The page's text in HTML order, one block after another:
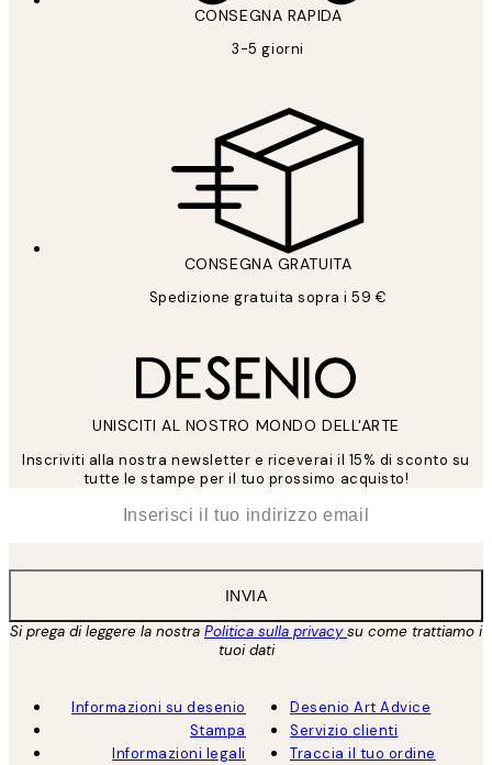
CONSEGNA RAPIDA
3-5 giorni
CONSEGNA GRATUITA
Spedizione gratuita sopra i 59 €
UNISCITI AL NOSTRO MONDO DELL'ARTE
Inscriviti alla nostra newsletter e riceverai il 15% di sconto su
tutte le stampe per il tuo prossimo acquisto!
INVIA
Si prega di leggere la nostra Politica sulla privacysu come trattiamo i
tuoi dati
Informazioni su desenio
Stampa
Informazioni legali
Desenio Art Advice
Servizio clienti
Traccia il tuo ordine